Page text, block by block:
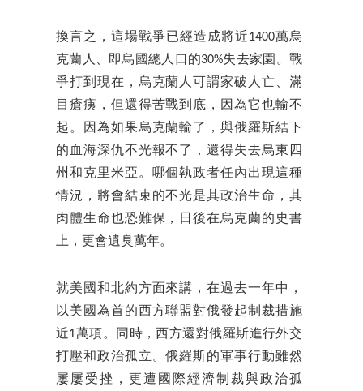
換言之，這場戰爭已經造成將近1400萬烏
克蘭人、即烏國總人口的30%失去家園。戰
爭打到現在，烏克蘭人可謂家破人亡、滿
目瘡痍，但還得苦戰到底，因為它也輸不
起。因為如果烏克蘭輸了，與俄羅斯結下
的血海深仇不光報不了，還得失去烏東四
州和克里米亞。哪個執政者任內出現這種
情況，將會結束的不光是其政治生命，其
肉體生命也恐難保，日後在烏克蘭的史書
上，更會遺臭萬年。
就美國和北約方面來講，在過去一年中，
以美國為首的西方聯盟對俄發起制裁措施
近1萬項。同時，西方還對俄羅斯進行外交
打壓和政治孤立。俄羅斯的軍事行動雖然
屢屢受挫，更遭國際經濟制裁與政治孤